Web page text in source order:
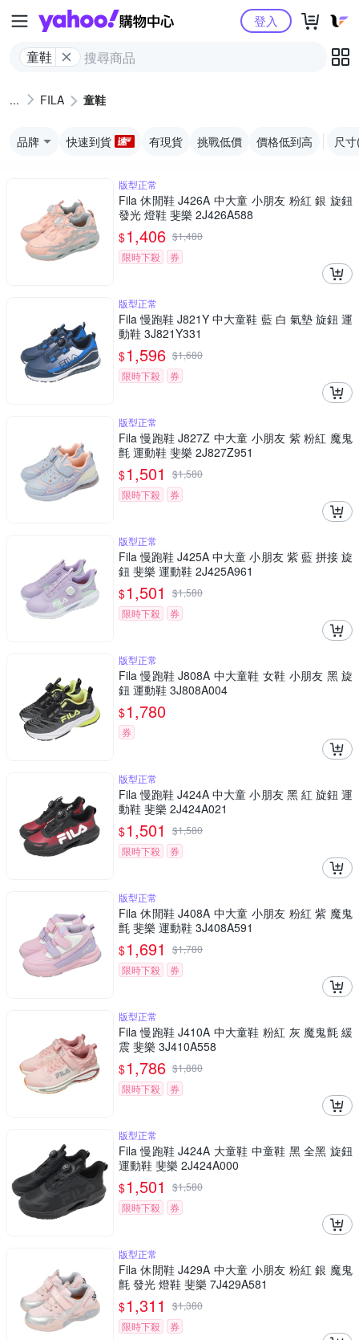
Yahoo購物中心
童鞋
登入
FILA 童鞋
品牌 快速到貨 有現貨 挑戰低價 價格低到高 尺
版型正常
Fila 休閒鞋 J426A 中大童 小朋友 粉紅 銀 旋鈕
發光 燈鞋 斐樂 2J426A588
$1,406 $1,480
限時下殺
券
版型正常
Fila 慢跑鞋 J821Y 中大童鞋 藍 白 氣墊 旋鈕 運
動鞋 3J821Y331
$1,596 $1,680
限時下殺
券
版型正常
Fila 慢跑鞋 J827Z 中大童 小朋友 紫 粉紅 魔鬼
氈 運動鞋 斐樂 2J827Z951
$1,501 $1,580
限時下殺
券
版型正常
Fila 慢跑鞋 J425A 中大童 小朋友 紫 藍 拼接 旋
鈕 斐樂 運動鞋 2J425A961
$1,501 $1,580
限時下殺
券
版型正常
Fila 慢跑鞋 J808A 中大童鞋 女鞋 小朋友 黑 旋
鈕 運動鞋 3J808A004
$1,780
券
版型正常
Fila 慢跑鞋 J424A 中大童 小朋友 黑 紅 旋鈕 運
動鞋 斐樂 2J424A021
$1,501 $1,580
限時下殺
券
版型正常
Fila 休閒鞋 J408A 中大童 小朋友 粉紅 紫 魔鬼
氈 斐樂 運動鞋 3J408A591
$1,691 $1,780
限時下殺
券
版型正常
Fila 慢跑鞋 J410A 中大童鞋 粉紅 灰 魔鬼氈 緩
震 斐樂 3J410A558
$1,786 $1,880
限時下殺
券
版型正常
Fila 慢跑鞋 J424A 大童鞋 中童鞋 黑 全黑 旋鈕
運動鞋 斐樂 2J424A000
$1,501 $1,580
限時下殺
券
版型正常
Fila 休閒鞋 J429A 中大童 小朋友 粉紅 銀 魔鬼
氈 發光 燈鞋 斐樂 7J429A581
$1,311 $1,380
限時下殺
券